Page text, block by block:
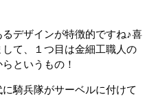
デザインが特徴的ですね♪喜
て、１つ目は金細工職人の
というもの！
騎兵隊がサーベルに付けて